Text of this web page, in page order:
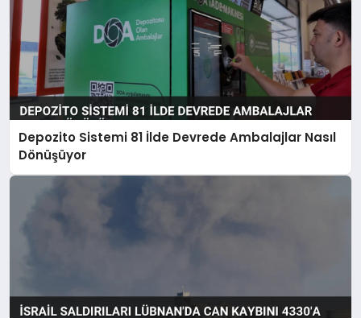
Depozito Sistemi 81 İlde Devrede Ambalajlar Nasıl
Dönüşüyor